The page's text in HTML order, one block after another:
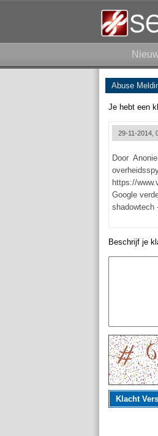
Abuse
Je hebt een
29-11-2014,
Door
https://
Google
shadowtech
Beschrijf je
Klacht